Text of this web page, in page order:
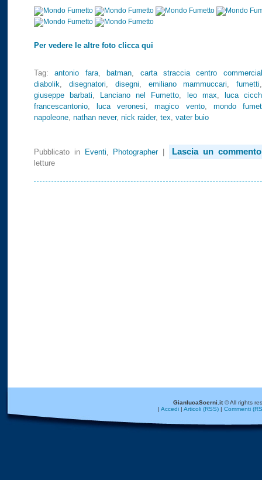
Per vedere le altre foto clicca qui
Tag:antonio fara, batman
carta straccia centro
diabolik
disegnatori disegni emiliano mammuccari ,fumetti
giuseppe barbati
Lanciano nel Fumetto leo max
luca
francescantonio
luca veronesi ,magico vento, mondo
napoleone nathan never, nick raider, tex vater buio
Pubblicato in Eventi Photographer| Lascia un
letture
GianlucaScerni.it© All rights
| Accedi| Articoli (RSS)| Commenti